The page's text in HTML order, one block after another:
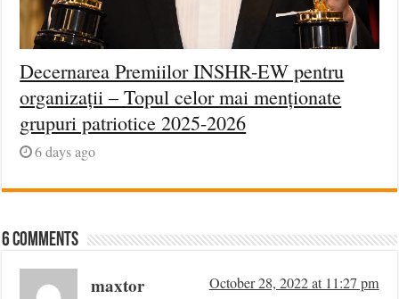
Decernarea Premiilor INSHR-EW pentru
organizații – Topul celor mai menționate
grupuri patriotice 2025-2026
6 days ago
6 comments
maxtor October 28, 2022 at 11:27 pm